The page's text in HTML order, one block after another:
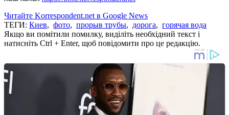
Читайте Korrespondent.net в Google News
ТЕГИ: Киев, фото, прорыв трубы, дорога, горячая вода
Якщо ви помітили помилку, виділіть необхідний текст і
натисніть Ctrl + Enter, щоб повідомити про це редакцію.